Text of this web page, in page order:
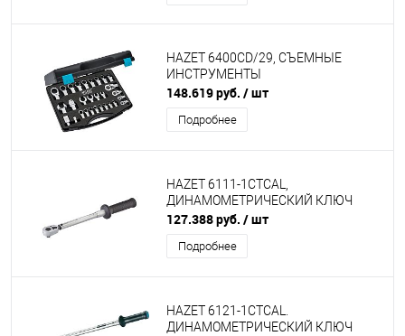
HAZET 6400CD/29, СЪЕМНЫЕ
ИНСТРУМЕНТЫ
148.619 руб. / шт
Подробнее
HAZET 6111-1CTCAL,
ДИНАМОМЕТРИЧЕСКИЙ КЛЮЧ
127.388 руб. / шт
Подробнее
HAZET 6121-1CTCAL.
ДИНАМОМЕТРИЧЕСКИЙ КЛЮЧ